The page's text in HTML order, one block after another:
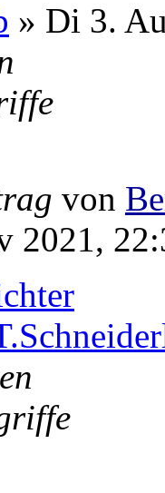
» Di 3.
von
2021,